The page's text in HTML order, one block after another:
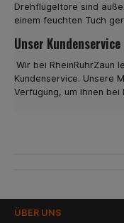
Drehflügeltore sind
einem feuchten Tuch
Unser Kundenservice
Wir bei RheinRuhrZaun
Kundenservice. Unsere
Verfügung, um Ihnen bei
ÜBER UNS